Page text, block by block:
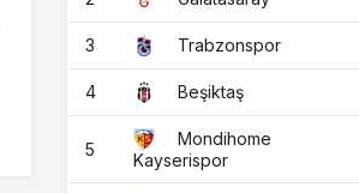
3 Trabzonspor
4 Beşiktaş
5
Mondihome
Kayserispor